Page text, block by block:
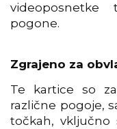
pogone.
Zgrajeno za
Te kartice so
različne pogoje,
točkah, vključno